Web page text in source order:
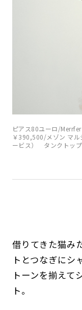
ピアス80ユーロ/
￥390,500/メゾン マル
ービス） タンクトップ
借りてきた猫み
トとつなぎにシ
トーンを揃えて
ト。